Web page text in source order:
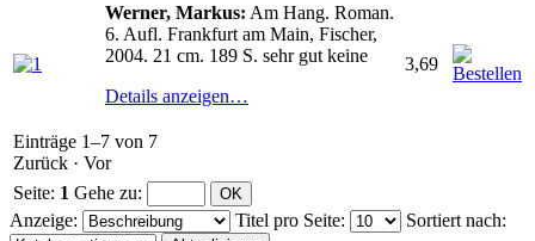
Werner, Markus: Am Hang. Roman.
6. Aufl. Frankfurt am Main, Fischer,
2004. 21 cm. 189 S. sehr gut keine
Details anzeigen…
3,69
Einträge 1–7 von 7
Zurück · Vor
Seite: 1 Gehe zu:
Anzeige: Titel pro Seite: Sortiert nach: